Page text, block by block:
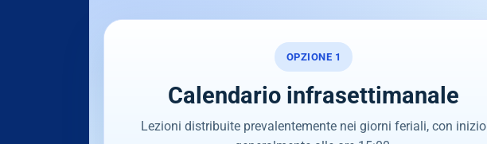
OPZIONE 1
Calendario infrasettimanale
Lezioni distribuite prevalentemente nei giorni feriali, con inizio